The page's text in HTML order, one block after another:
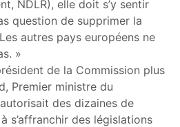
NDLR), elle doit s’y sentir
question de supprimer la
autres pays européens ne
»
de la Commission plus
Premier ministre du
des dizaines de
s’affranchir des législations